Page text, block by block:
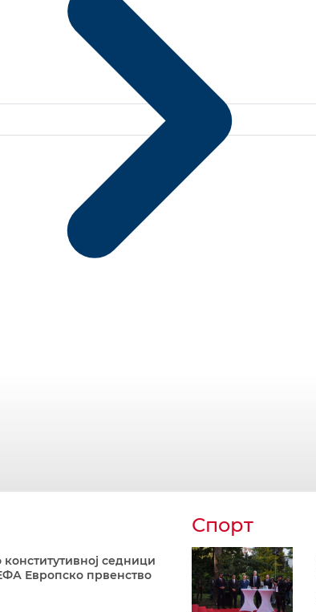
седници
Европско првенство
Спорт